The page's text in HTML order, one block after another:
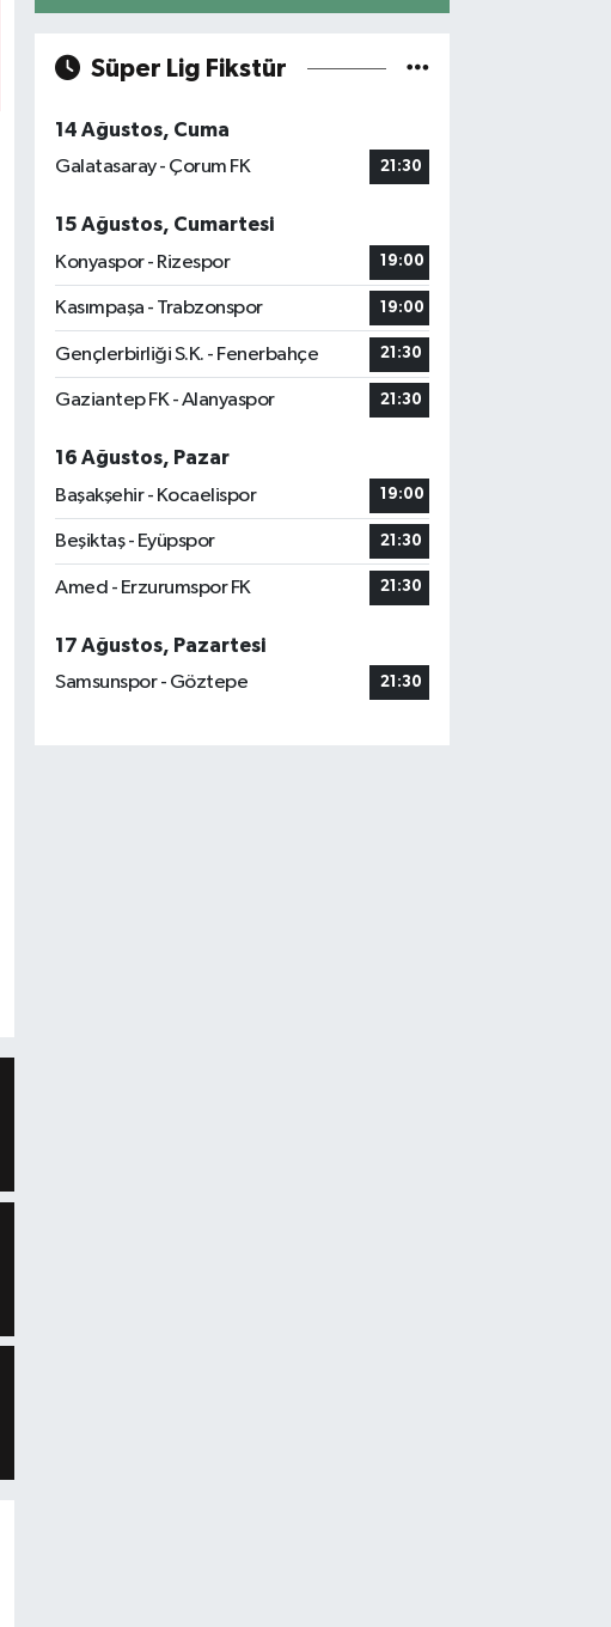
Süper Lig Fikstür
14 Ağustos, Cuma
Galatasaray - Çorum FK
21:30
15 Ağustos, Cumartesi
Konyaspor - Rizespor
19:00
Kasımpaşa - Trabzonspor 19:00
Gençlerbirliği S.K. - Fenerbahçe 21:30
Gaziantep FK - Alanyaspor 21:30
16 Ağustos, Pazar
Başakşehir - Kocaelispor
19:00
Beşiktaş - Eyüpspor 21:30
Amed - Erzurumspor FK 21:30
17 Ağustos, Pazartesi
Samsunspor - Göztepe
21:30